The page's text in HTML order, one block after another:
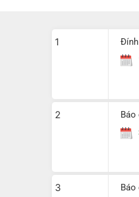
1
2 Báo
3 Báo